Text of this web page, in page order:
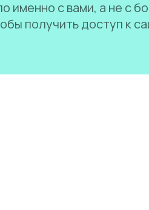
именно с вами, а не с
получить доступ к